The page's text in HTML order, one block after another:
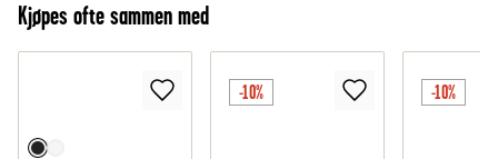
Kjøpes ofte sammen med
-10% -10%